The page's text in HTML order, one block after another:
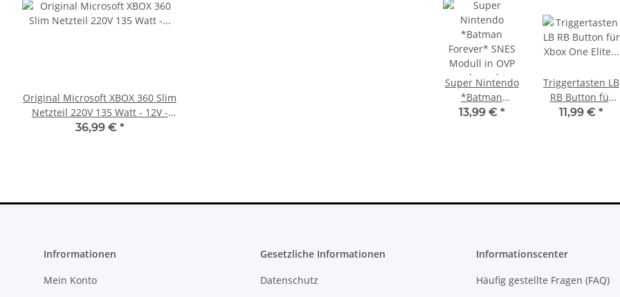
Super Nintendo
*Batman
Forever* SNES
13,99 € *
Triggertasten LB
RB Button für
Xbox One Elite
11,99 € *
Original Microsoft XBOX 360 Slim
Netzteil 220V 135 Watt - 12V -
10.83A * gebraucht
36,99 € *
Sony PlayStation 5 - Ps5 Konsole -
Digital Edition- 825GB CFI-1016B
Infrormationen
Mein Konto
Gesetzliche Informationen
Datenschutz
Informationscenter
Häufig gestellte Fragen (FAQ)